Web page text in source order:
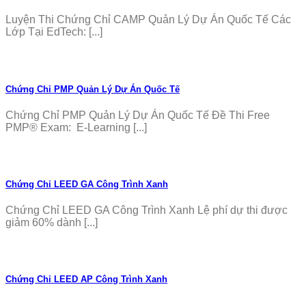
Luyện Thi Chứng Chỉ CAMP Quản Lý Dự Án Quốc Tế Các
Lớp Tại EdTech: [...]
Chứng Chỉ PMP Quản Lý Dự Án Quốc Tế
Chứng Chỉ PMP Quản Lý Dự Án Quốc Tế Đề Thi Free
PMP® Exam: E-Learning [...]
Chứng Chỉ LEED GA Công Trình Xanh
Chứng Chỉ LEED GA Công Trình Xanh Lệ phí dự thi được
giảm 60% dành [...]
Chứng Chỉ LEED AP Công Trình Xanh